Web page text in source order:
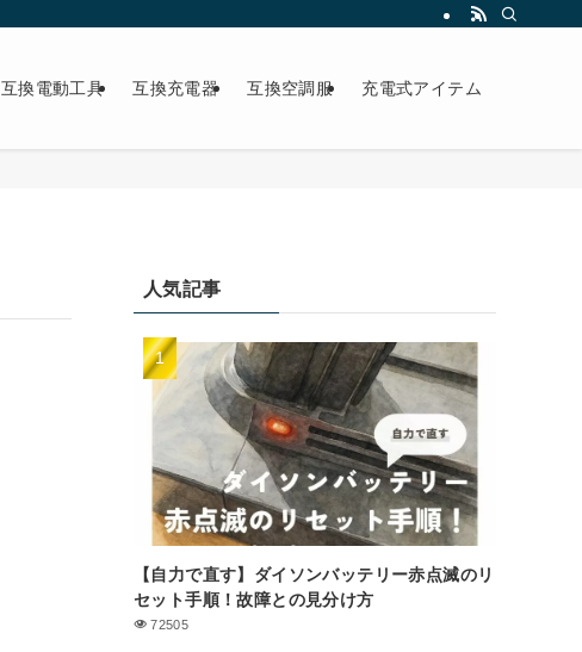
互換電動工具 互換充電器 互換空調服 充電式アイテム
人気記事
【自力で直す】ダイソンバッテリー赤点滅のリ
セット手順！故障との見分け方
72505